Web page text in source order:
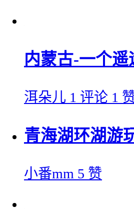
内蒙古-一个遥
洱朵儿 1 评论 1
青海湖环湖游
小番mm 5 赞